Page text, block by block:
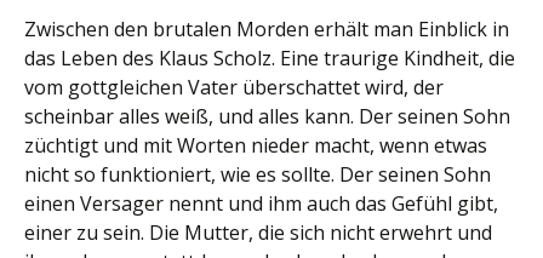
Zwischen den brutalen Morden erhält man Einblick in
das Leben des Klaus Scholz. Eine traurige Kindheit, die
vom gottgleichen Vater überschattet wird, der
scheinbar alles weiß, und alles kann. Der seinen Sohn
züchtigt und mit Worten nieder macht, wenn etwas
nicht so funktioniert, wie es sollte. Der seinen Sohn
einen Versager nennt und ihm auch das Gefühl gibt,
einer zu sein. Die Mutter, die sich nicht erwehrt und